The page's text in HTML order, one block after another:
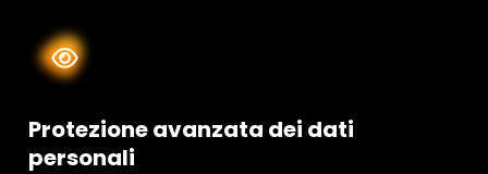
Protezione avanzata dei dati
personali